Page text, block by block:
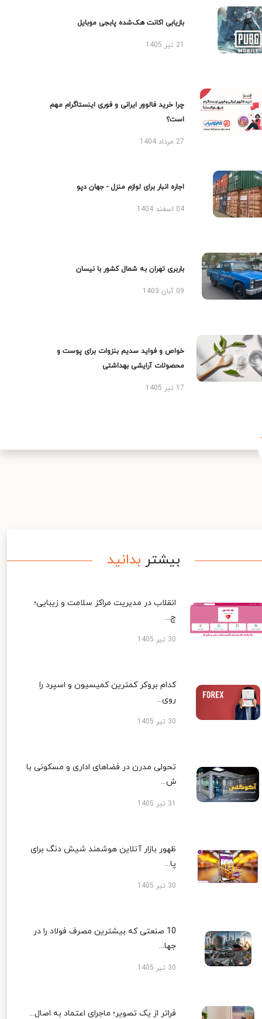
بازیابی اکانت هک‌شده پابجی موبایل
چرا خرید فالوور ایرانی و فوری اینستاگرام مهم
است؟
27 مرداد 1404
اجاره انبار برای لوازم منزل - جهان دپو
04 اسفند 1404
باربری تهران به شمال کشور با نیسان
09 آبان 1403
خواص و فواید سدیم بنزوات برای پوست و
محصولات آرایشی بهداشتی
17 تیر 1405
بیشتر بدانید
انقلاب در مدیریت مراکز سلامت و زیبایی؛
چ...
30 تیر 1405
کدام بروکر کمترین کمیسیون و اسپرد را
روی...
30 تیر 1405
تحولی مدرن در فضاهای اداری و مسکونی با
ش...
ظهور بازار آنلاین هوشمند شیش دنگ برای
پا...
30 تیر 1405
10 صنعتی که بیشترین مصرف فولاد را در
جها...
30 تیر 1405
فراتر از یک تصویر؛ ماجرای اعتماد به اصال...